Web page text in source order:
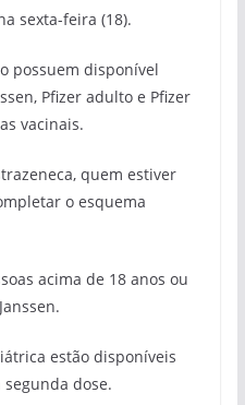
sexta-feira (18).
possuem disponível
Pfizer adulto e Pfizer
vacinais.
quem estiver
o esquema
acima de 18 anos ou
estão disponíveis
dose.